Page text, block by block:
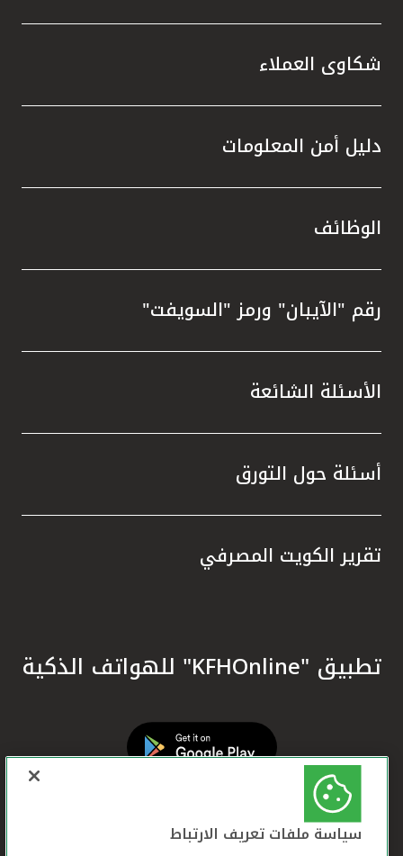
شكاوى العملاء
دليل أمن المعلومات
الوظائف
رقم "الآيبان" ورمز "السويفت"
الأسئلة الشائعة
أسئلة حول التورق
تقرير الكويت المصرفي
تطبيق "KFHOnline" للهواتف الذكية
سياسة ملفات تعريف الارتباط